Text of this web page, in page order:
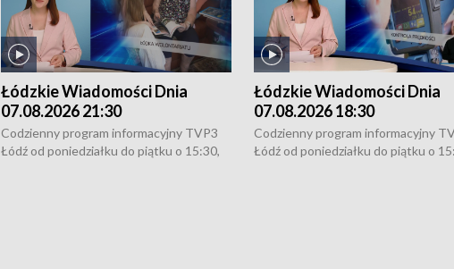
Łódzkie Wiadomości Dnia
07.08.2026 21:30
Codzienny program informacyjny TVP3
Łódź od poniedziałku do piątku o 15:30,
Łódzkie Wiadomości Dnia
07.08.2026 18:30
Codzienny program informacyjny
Łódź od poniedziałku do piątku o